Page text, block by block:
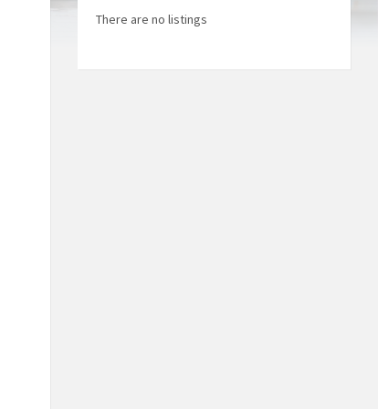
There are no listings